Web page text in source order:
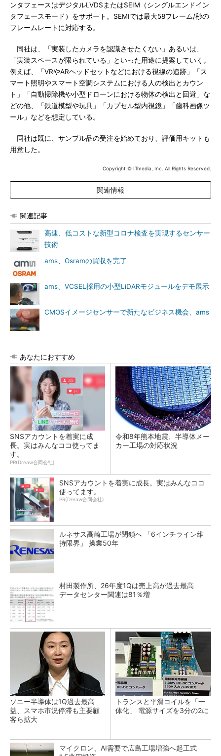
ンタフェースはデジタルLVDSまたはSEIM（シングルエンドイン
タフェースモード）をサポート。SEMIでは最大58フレーム/秒の
フレームレートに対応する。
同社は、「実装したカメラを認識させたくない」あるいは、
「実装スペースが限られている」といった用途に提案していく。
例えば、「VRやARヘッドセットなどにおける視線の追跡」「ス
マート照明やスマート空調システムにおける人の検出とカウン
ト」「自動掃除機や小型ドローンにおける物体の検出と回避」な
どの他、「鉄道模型や玩具」「カプセル型内視鏡」「歯科画像ツ
ール」などを想定している。
同社は既に、サンプル品の受注を始めており、評価用キットも
用意した。
Copyright © ITmedia, Inc. All Rights Reserved.
関連情報
関連記事
高速、低コストな新型コロナ検査を実現するセンサー
技術
ams、Osramの買収を完了
ams、VCSEL採用の小型LiDARモジュールをデモ展示
CMOSイメージセンサーで新たなビジネス機会、ams
あなたにおすすめ
SNSアカウントを着実に成
長。実はみんなココ使ってま
す。
PR(Dreaw合同会社)
令和8年熊本地震、半導体メー
カー工場の対応状況
SNSアカウントを着実に成長。実はみんなココ
使ってます。
PR(Dreaw合同会社)
ルネサス高崎工場が閉鎖へ 「6インチライン維
持限界」 操業50年
村田製作所、26年度1Qは売上高が過去最高
データセンター関連は81％増
ソニー半導体は1Q過去最高
益、スマホ市況停滞も主要顧
客ら拡大
トランスと平滑コイルを「一
体化」 電源サイズを3分の2に
マイクロン、AI需要で広島工場増強へ起工式